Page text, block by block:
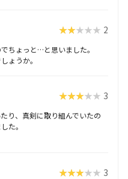
★★★★★ 2
ちょっと…と思いました。
ょうか。
★★★★★ 3
り、真剣に取り組んでいたの
た。
★★★★★ 3